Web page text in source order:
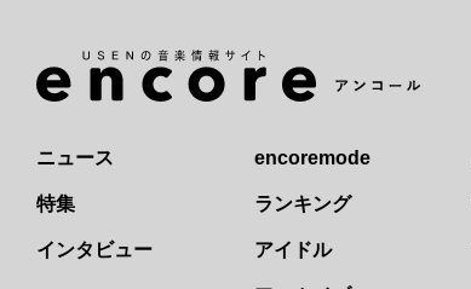
ニュース
特集
インタビュー
encoremode
ランキング
アイドル